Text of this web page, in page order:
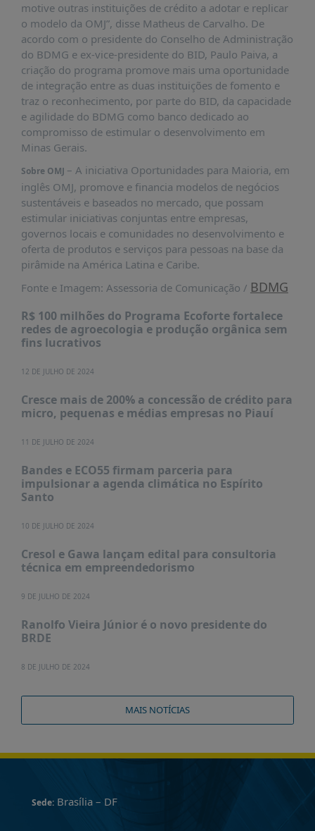
motive outras instituições de crédito a adotar e replicar
o modelo da OMJ”, disse Matheus de Carvalho. De
acordo com o presidente do Conselho de Administração
do BDMG e ex-vice-presidente do BID, Paulo Paiva, a
criação do programa promove mais uma oportunidade
de integração entre as duas instituições de fomento e
traz o reconhecimento, por parte do BID, da capacidade
e agilidade do BDMG como banco dedicado ao
compromisso de estimular o desenvolvimento em
Minas Gerais.
Sobre OMJ – A iniciativa Oportunidades para Maioria, em
inglês OMJ, promove e financia modelos de negócios
sustentáveis e baseados no mercado, que possam
estimular iniciativas conjuntas entre empresas,
governos locais e comunidades no desenvolvimento e
oferta de produtos e serviços para pessoas na base da
pirâmide na América Latina e Caribe.
Fonte e Imagem: Assessoria de Comunicação / BDMG
R$ 100 milhões do Programa Ecoforte fortalece
redes de agroecologia e produção orgânica sem
fins lucrativos
12 DE JULHO DE 2024
Cresce mais de 200% a concessão de crédito para
micro, pequenas e médias empresas no Piauí
11 DE JULHO DE 2024
Bandes e ECO55 firmam parceria para
impulsionar a agenda climática no Espírito
Santo
10 DE JULHO DE 2024
Cresol e Gawa lançam edital para consultoria
técnica em empreendedorismo
9 DE JULHO DE 2024
Ranolfo Vieira Júnior é o novo presidente do
BRDE
8 DE JULHO DE 2024
MAIS NOTÍCIAS
Sede:Brasília – DF